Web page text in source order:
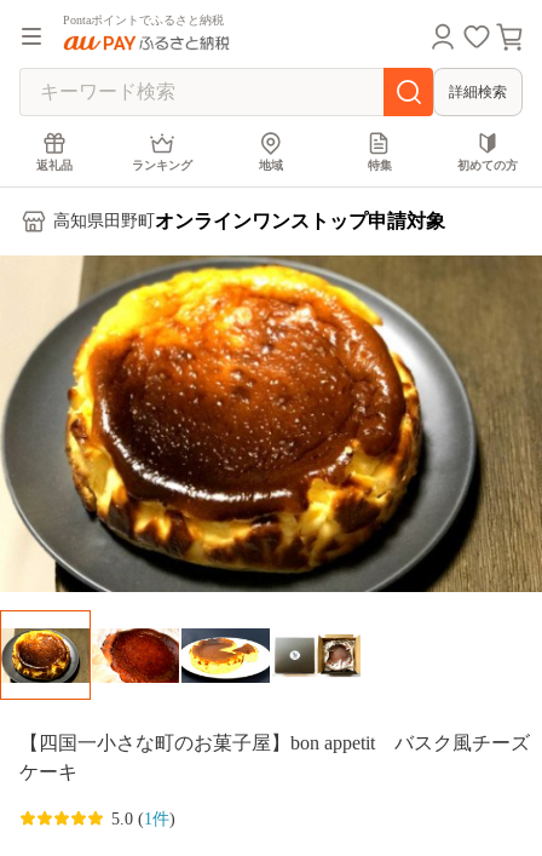
Pontaポイントでふるさと納税
詳細検索
返礼品 ランキング 地域 特集 初めての方
高知県田野町 オンラインワンストップ申請対象
【四国一小さな町のお菓子屋】bon appetit バスク風チーズ
ケーキ
5.0 (1件)